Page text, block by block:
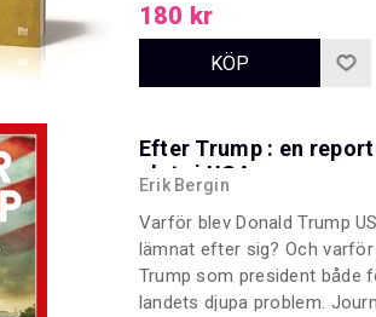
ständigt leva i skuggan av
180 kr
Efter Trump : en
plats i USA
Erik Bergin
Varför blev Donald Trump
lämnat efter sig? Och
Trump som president både
landets djupa problem.